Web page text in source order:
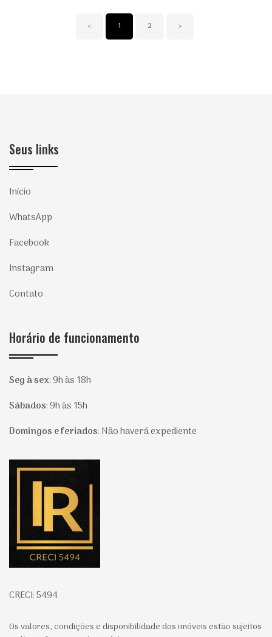
‹ 1 2 ›
Seus links
Início
WhatsApp
Facebook
Instagram
Contato
Horário de funcionamento
Seg à sex:9h às 18h
Sábados:9h às 15h
Domingos e feriados: Não haverá expediente
Página inicial
CRECI: 5494
Os valores, condições e disponibilidade dos imóveis estão sujeitos